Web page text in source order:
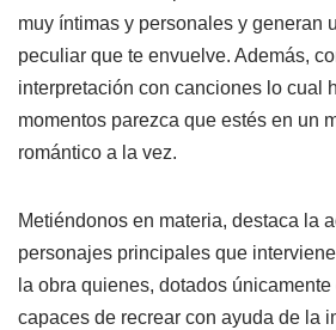
muy íntimas y personales y generan
peculiar que te envuelve. Además,
interpretación con canciones lo cual
momentos parezca que estés en un
romántico a la vez.
Metiéndonos en materia, destaca la
personajes principales que
la obra quienes, dotados
capaces de recrear con ayuda de la